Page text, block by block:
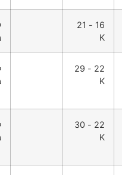
16 - 21
K
22 - 29
K
22 - 30
K